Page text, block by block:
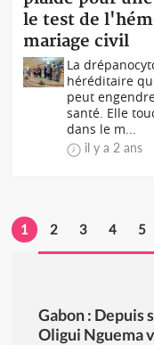
le test de
mariage civil
La
héréditaire
peut
santé. Elle
dans le m...
il y a 2 ans
1 2 3 4 5
Gabon : Depuis
Oligui Nguema